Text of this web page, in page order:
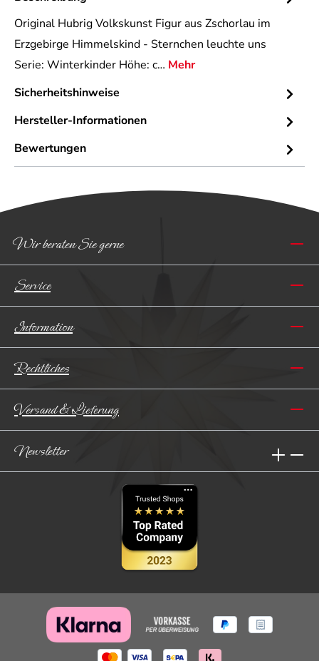
Original Hubrig Volkskunst Figur aus Zschorlau im
Erzgebirge Himmelskind - Sternchen leuchte uns
Serie: Winterkinder Höhe: c… Mehr
Sicherheitshinweise
Hersteller-Informationen
Bewertungen
Wir beraten Sie gerne
Service
Information
Rechtliches
Versand & Lieferung
Newsletter